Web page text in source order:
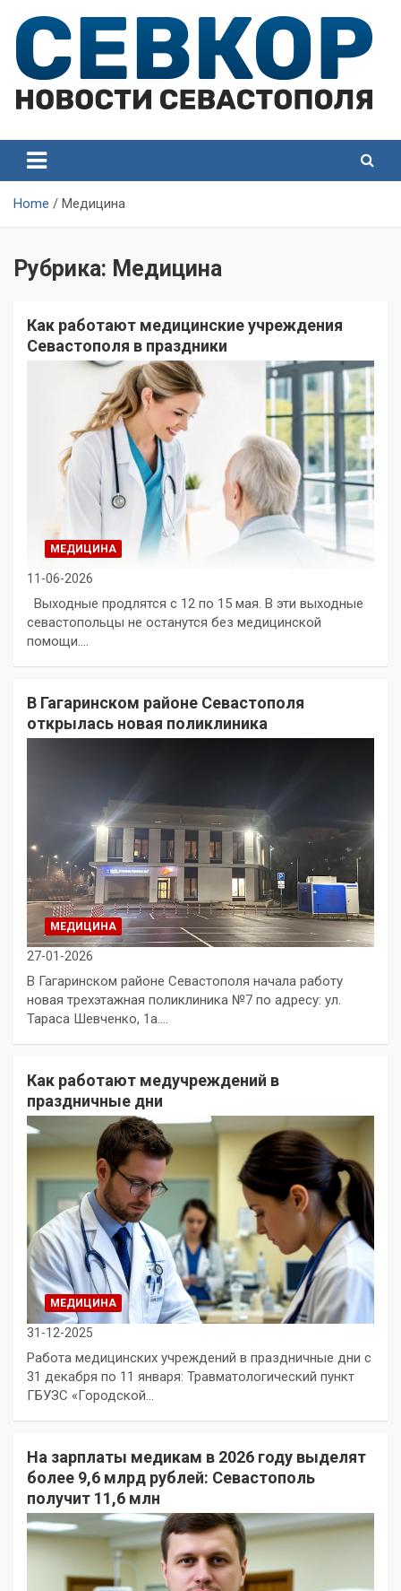
content
Севастополя
Севастополя
Home Медицина
Рубрика: Медицина
Как работают медицинские учреждения
Севастополя в праздники
МЕДИЦИНА
11-06-2026
Выходные продлятся с 12 по 15 мая. В эти выходные
севастопольцы не останутся без медицинской
помощи.…
В Гагаринском районе Севастополя
открылась новая поликлиника
МЕДИЦИНА
27-01-2026
В Гагаринском районе Севастополя начала работу
новая трехэтажная поликлиника №7 по адресу: ул.
Тараса Шевченко, 1а.…
Как работают медучреждений в
праздничные дни
МЕДИЦИНА
31-12-2025
Работа медицинских учреждений в праздничные дни с
31 декабря по 11 января: Травматологический пункт
ГБУЗС «Городской…
На зарплаты медикам в 2026 году выделят
более 9,6 млрд рублей: Севастополь
получит 11,6 млн